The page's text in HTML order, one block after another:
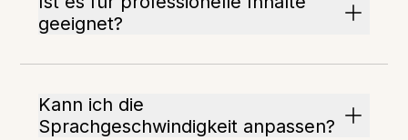
geeignet?
Kann ich die
Sprachgeschwindigkeit anpassen?